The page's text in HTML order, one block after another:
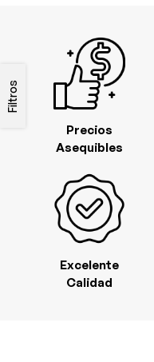
Filtros
Excelente
Calidad
Precios
Asequibles